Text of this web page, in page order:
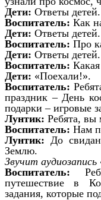
Дети: Ответы детей.
Воспитатель: Как
Дети: Ответы детей.
Воспитатель: Про
Дети: Ответы детей.
Воспитатель:
Дети: «Поехали!».
Воспитатель:
праздник – День
подарки – игровые
Лунтик: Ребята, вы
Воспитатель: Нам
Лунтик:
До
Землю.
Звучит
Воспитатель:
путешествие в
задания, которые